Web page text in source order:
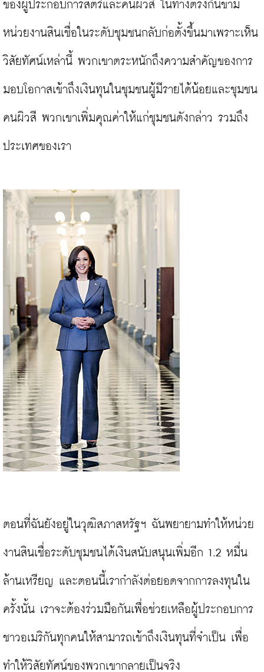
ของผู้ประกอบการสตรีและคนผิวสี ในทางตรงกันข้าม
หน่วยงานสินเชื่อในระดับชุมชนกลับก่อตั้งขึ้นมาเพราะเห็น
วิสัยทัศน์เหล่านี้ พวกเขาตระหนักถึงความสำคัญของการ
มอบโอกาสเข้าถึงเงินทุนในชุมชนผู้มีรายได้น้อยและชุมชน
คนผิวสี พวกเขาเพิ่มคุณค่าให้แก่ชุมชนดังกล่าว รวมถึง
ประเทศของเรา
ตอนที่ฉันยังอยู่ในวุฒิสภาสหรัฐฯ ฉันพยายามทำให้หน่วย
งานสินเชื่อระดับชุมชนได้เงินสนับสนุนเพิ่มอีก 1.2 หมื่น
ล้านเหรียญ และตอนนี้เรากำลังต่อยอดจากการลงทุนใน
ครั้งนั้น เราจะต้องร่วมมือกันเพื่อช่วยเหลือผู้ประกอบการ
ชาวอเมริกันทุกคนให้สามารถเข้าถึงเงินทุนที่จำเป็น เพื่อ
ทำให้วิสัยทัศน์ของพวกเขากลายเป็นจริง